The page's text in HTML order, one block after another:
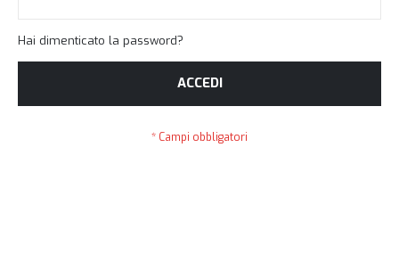
Hai dimenticato la password?
ACCEDI